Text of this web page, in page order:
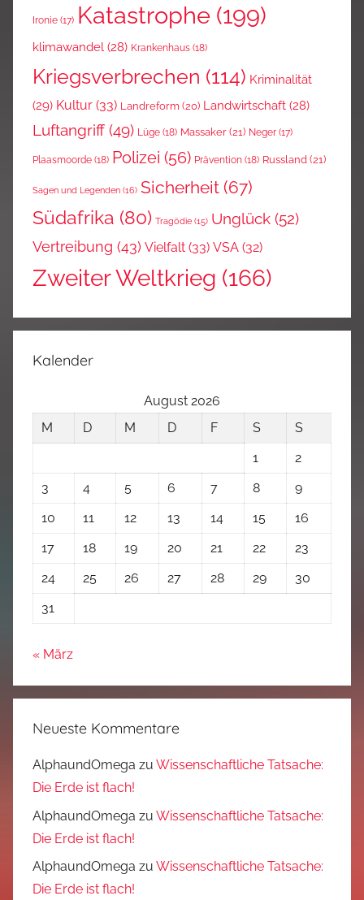
Ironie (17) Katastrophe (199)
klimawandel (28) Krankenhaus (18)
Kriegsverbrechen (114) Kriminalität
(29) Kultur (33) Landreform (20) Landwirtschaft (28)
Luftangriff (49) Lüge (18) Massaker (21) Neger (17)
Plaasmoorde (18) Polizei (56) Prävention (18) Russland (21)
Sagen und Legenden (16) Sicherheit (67)
Südafrika (80) Tragödie (15) Unglück (52)
Vertreibung (43) Vielfalt (33) VSA (32)
Zweiter Weltkrieg (166)
Kalender
August 2026
M
D M D F S
S
1
2
3
4 5 6 7 8
9
10
11 12 13 14 15
16
17
18 19 20 21 22
23
24
25 26 27 28 29
30
31
« März
Neueste Kommentare
AlphaundOmega zu Wissenschaftliche Tatsache:
Die Erde ist flach!
AlphaundOmega zu Wissenschaftliche Tatsache:
Die Erde ist flach!
AlphaundOmega zu Wissenschaftliche Tatsache:
Die Erde ist flach!